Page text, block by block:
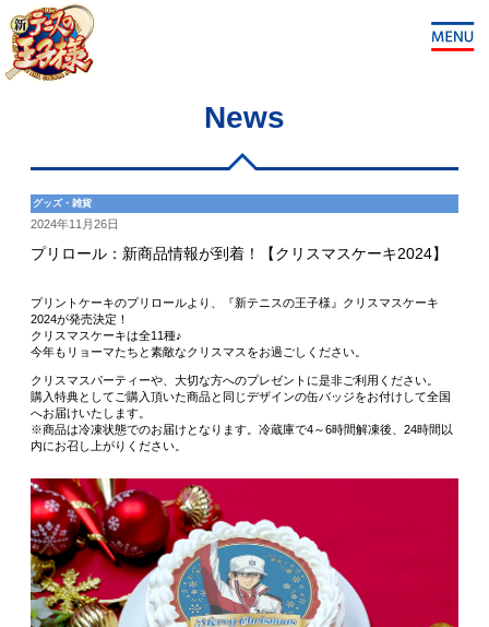
News
グッズ・雑貨
2024年11月26日
プリロール：新商品情報が到着！【クリスマスケーキ2024】
プリントケーキのプリロールより、『新テニスの王子様』クリスマスケーキ
2024が発売決定！
クリスマスケーキは全11種♪
今年もリョーマたちと素敵なクリスマスをお過ごしください。
クリスマスパーティーや、大切な方へのプレゼントに是非ご利用ください。
購入特典としてご購入頂いた商品と同じデザインの缶バッジをお付けして全国
へお届けいたします。
※商品は冷凍状態でのお届けとなります。冷蔵庫で4～6時間解凍後、24時間以
内にお召し上がりください。